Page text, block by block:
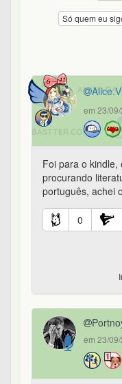
Só quem eu
Alice.V
em 23/
Foi para o kindle,
procurando
português, achei
0
em 23/